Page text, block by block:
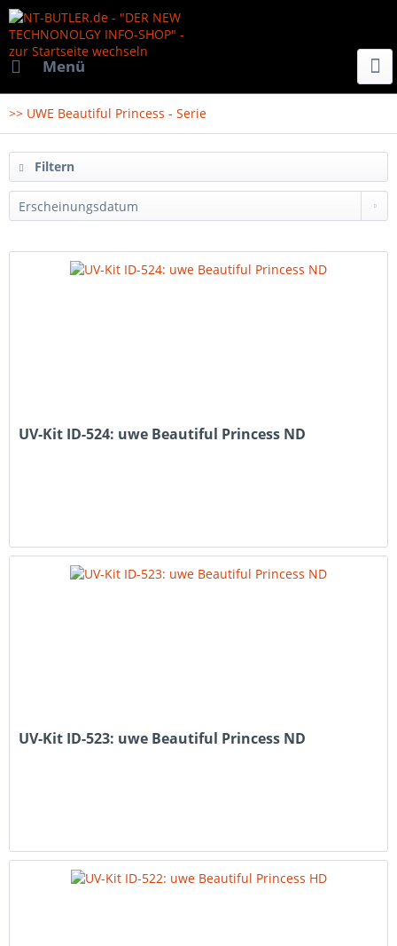
Menü
>> UWE Beautiful Princess - Serie
Filtern
UV-Kit ID-524: uwe Beautiful Princess ND
UV-Kit ID-523: uwe Beautiful Princess ND